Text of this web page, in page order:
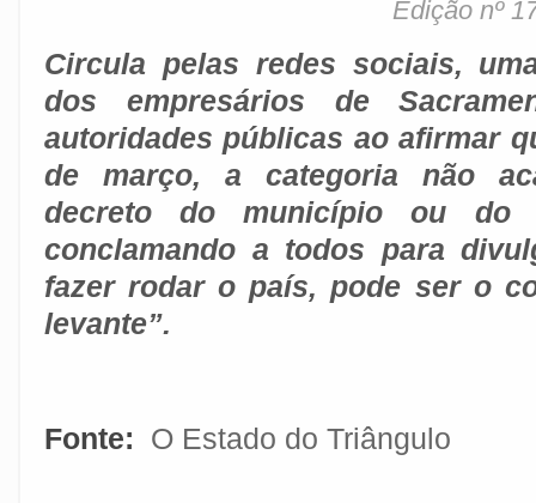
Edição nº
Circula pelas redes sociais,
dos empresários de
autoridades públicas ao afirmar
de março, a categoria não
decreto do município ou do
conclamando a todos para
fazer rodar o país, pode ser o
levante”.
Fonte: O Estado do Triângulo